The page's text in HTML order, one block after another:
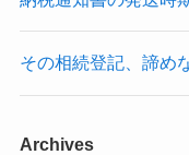
その相続登記、諦め
Archives